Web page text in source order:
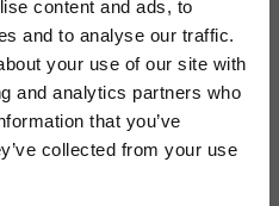
content and ads, to
and to analyse our traffic.
your use of our site with
and analytics partners who
that you’ve
collected from your use
alla newsletter!
da Ripani. Per maggiori